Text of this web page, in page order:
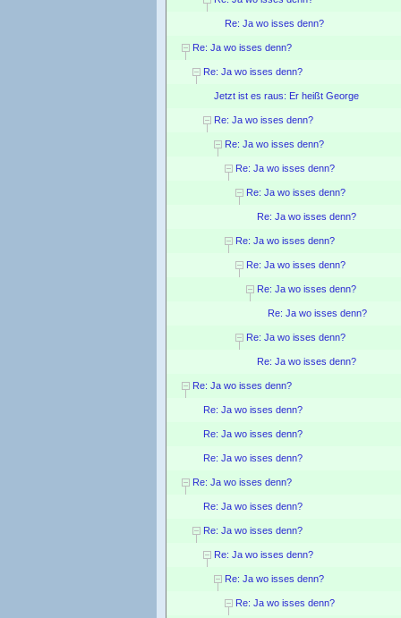
Re: Ja wo isses denn?
Re: Ja wo isses denn?
Re: Ja wo isses denn?
Jetzt ist es raus: Er heißt George
Re: Ja wo isses denn?
Re: Ja wo isses denn?
Re: Ja wo isses denn?
Re: Ja wo isses denn?
Re: Ja wo isses denn?
Re: Ja wo isses denn?
Re: Ja wo isses denn?
Re: Ja wo isses denn?
Re: Ja wo isses denn?
Re: Ja wo isses denn?
Re: Ja wo isses denn?
Re: Ja wo isses denn?
Re: Ja wo isses denn?
Re: Ja wo isses denn?
Re: Ja wo isses denn?
Re: Ja wo isses denn?
Re: Ja wo isses denn?
Re: Ja wo isses denn?
Re: Ja wo isses denn?
Re: Ja wo isses denn?
Re: Ja wo isses denn?